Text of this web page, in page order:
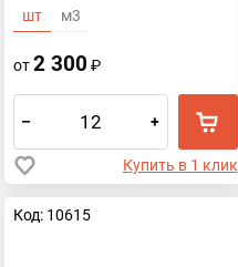
шт м3
от2 300 ₽
– +
Купить в 1 клик
Код: 10615